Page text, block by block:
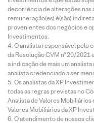
decorrência de alterações nas
remuneração(es) é(são)
provenientes dos negócios e
Investimentos.
O analista responsável
da Resolução CVM nº 20/
a indicação de mais um
analista credenciado a ser
Os analistas da XP
todas as regras previstas no
Analista de Valores Mobiliários
Valores Mobiliários da XP
O atendimento de nossos